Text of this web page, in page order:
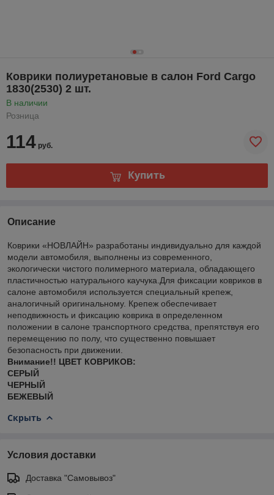
Коврики полиуретановые в салон Ford Cargo
1830(2530) 2 шт.
В наличии
Розница
114 руб.
Купить
Описание
Коврики «НОВЛАЙН» разработаны индивидуально для каждой
модели автомобиля, выполнены из современного,
экологически чистого полимерного материала, обладающего
пластичностью натурального каучука.Для фиксации ковриков в
салоне автомобиля используется специальный крепеж,
аналогичный оригинальному. Крепеж обеспечивает
неподвижность и фиксацию коврика в определенном
положении в салоне транспортного средства, препятствуя его
перемещению по полу, что существенно повышает
безопасность при движении.
Внимание!! ЦВЕТ КОВРИКОВ:
СЕРЫЙ
ЧЕРНЫЙ
БЕЖЕВЫЙ
Скрыть
Условия доставки
Доставка "Самовывоз"